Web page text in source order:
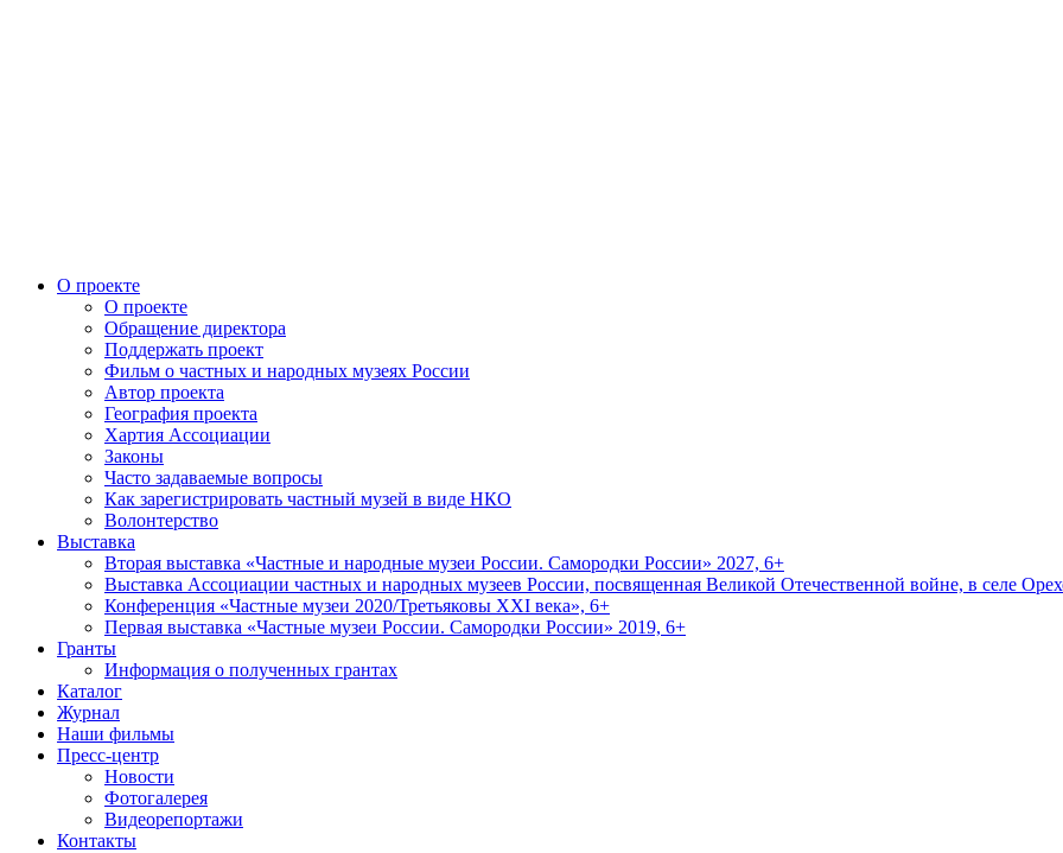
О проекте
О проекте
Обращение директора
Поддержать проект
Фильм о частных и народных музеях России
Автор проекта
География проекта
Хартия Ассоциации
Законы
Часто задаваемые вопросы
Как зарегистрировать частный музей в виде НКО
Волонтерство
Выставка
Вторая выставка «Частные и народные музеи России. Самородки России» 2027, 6+
Выставка Ассоциации частных и народных музеев России, посвященная Великой Отечественной войне, в селе
Конференция «Частные музеи 2020/Третьяковы XXI века», 6+
Первая выставка «Частные музеи России. Самородки России» 2019, 6+
Гранты
Информация о полученных грантах
Каталог
Журнал
Наши фильмы
Пресс-центр
Новости
Фотогалерея
Видеорепортажи
Контакты